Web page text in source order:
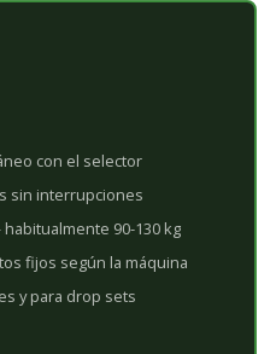
con el selector
sin interrupciones
90-130 kg
fijos según la máquina
y para drop sets